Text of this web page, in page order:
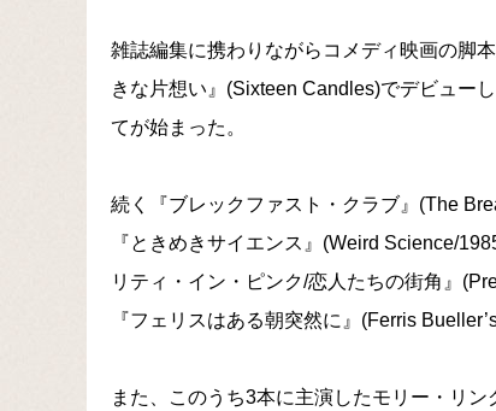
雑誌編集に携わりながらコメディ映画の脚
きな片想い』(Sixteen Candles)でデビュー
てが始まった。
続く『ブレックファスト・クラブ』(The
『ときめきサイエンス』(Weird Science/
リティ・イン・ピンク/恋人たちの街角』
『フェリスはある朝突然に』(Ferris
また、このうち3本に主演したモリー・リ